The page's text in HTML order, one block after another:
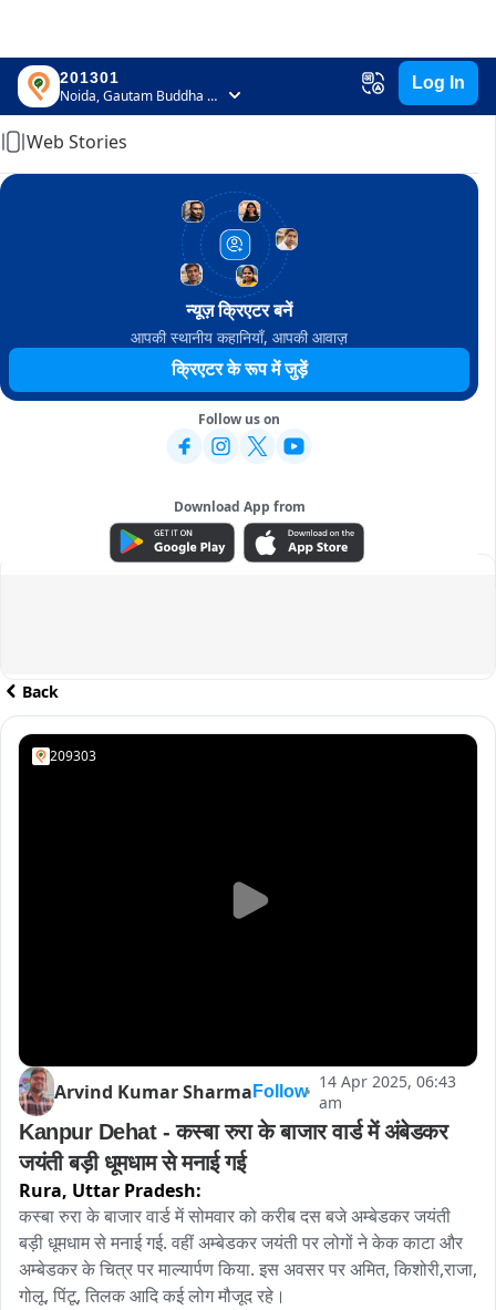
201301
Noida, Gautam Buddha Nagar, Uttar Pradesh
Log In
Home
Web Stories
न्यूज़ क्रिएटर बनें
आपकी स्थानीय कहानियाँ, आपकी आवाज़
क्रिएटर के रूप में जुड़ें
Follow us on
Download App from
ADVERTISEMENT
Back
209303
Arvind Kumar Sharma Follow
14 Apr 2025, 06:43
am
Kanpur Dehat - कस्बा रुरा के बाजार वार्ड में अंबेडकर
जयंती बड़ी धूमधाम से मनाई गई
Rura, Uttar Pradesh:
कस्बा रुरा के बाजार वार्ड में सोमवार को करीब दस बजे अम्बेडकर जयंती
बड़ी धूमधाम से मनाई गई. वहीं अम्बेडकर जयंती पर लोगों ने केक काटा और
अम्बेडकर के चित्र पर माल्यार्पण किया. इस अवसर पर अमित, किशोरी,राजा,
गोलू, पिंटू, तिलक आदि कई लोग मौजूद रहे।